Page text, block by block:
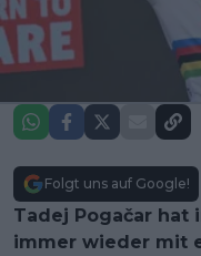
Folgt uns auf Google!
Tadej Pogačar hat
immer wieder mit